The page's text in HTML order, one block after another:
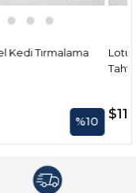
Lotus Torino Kedi